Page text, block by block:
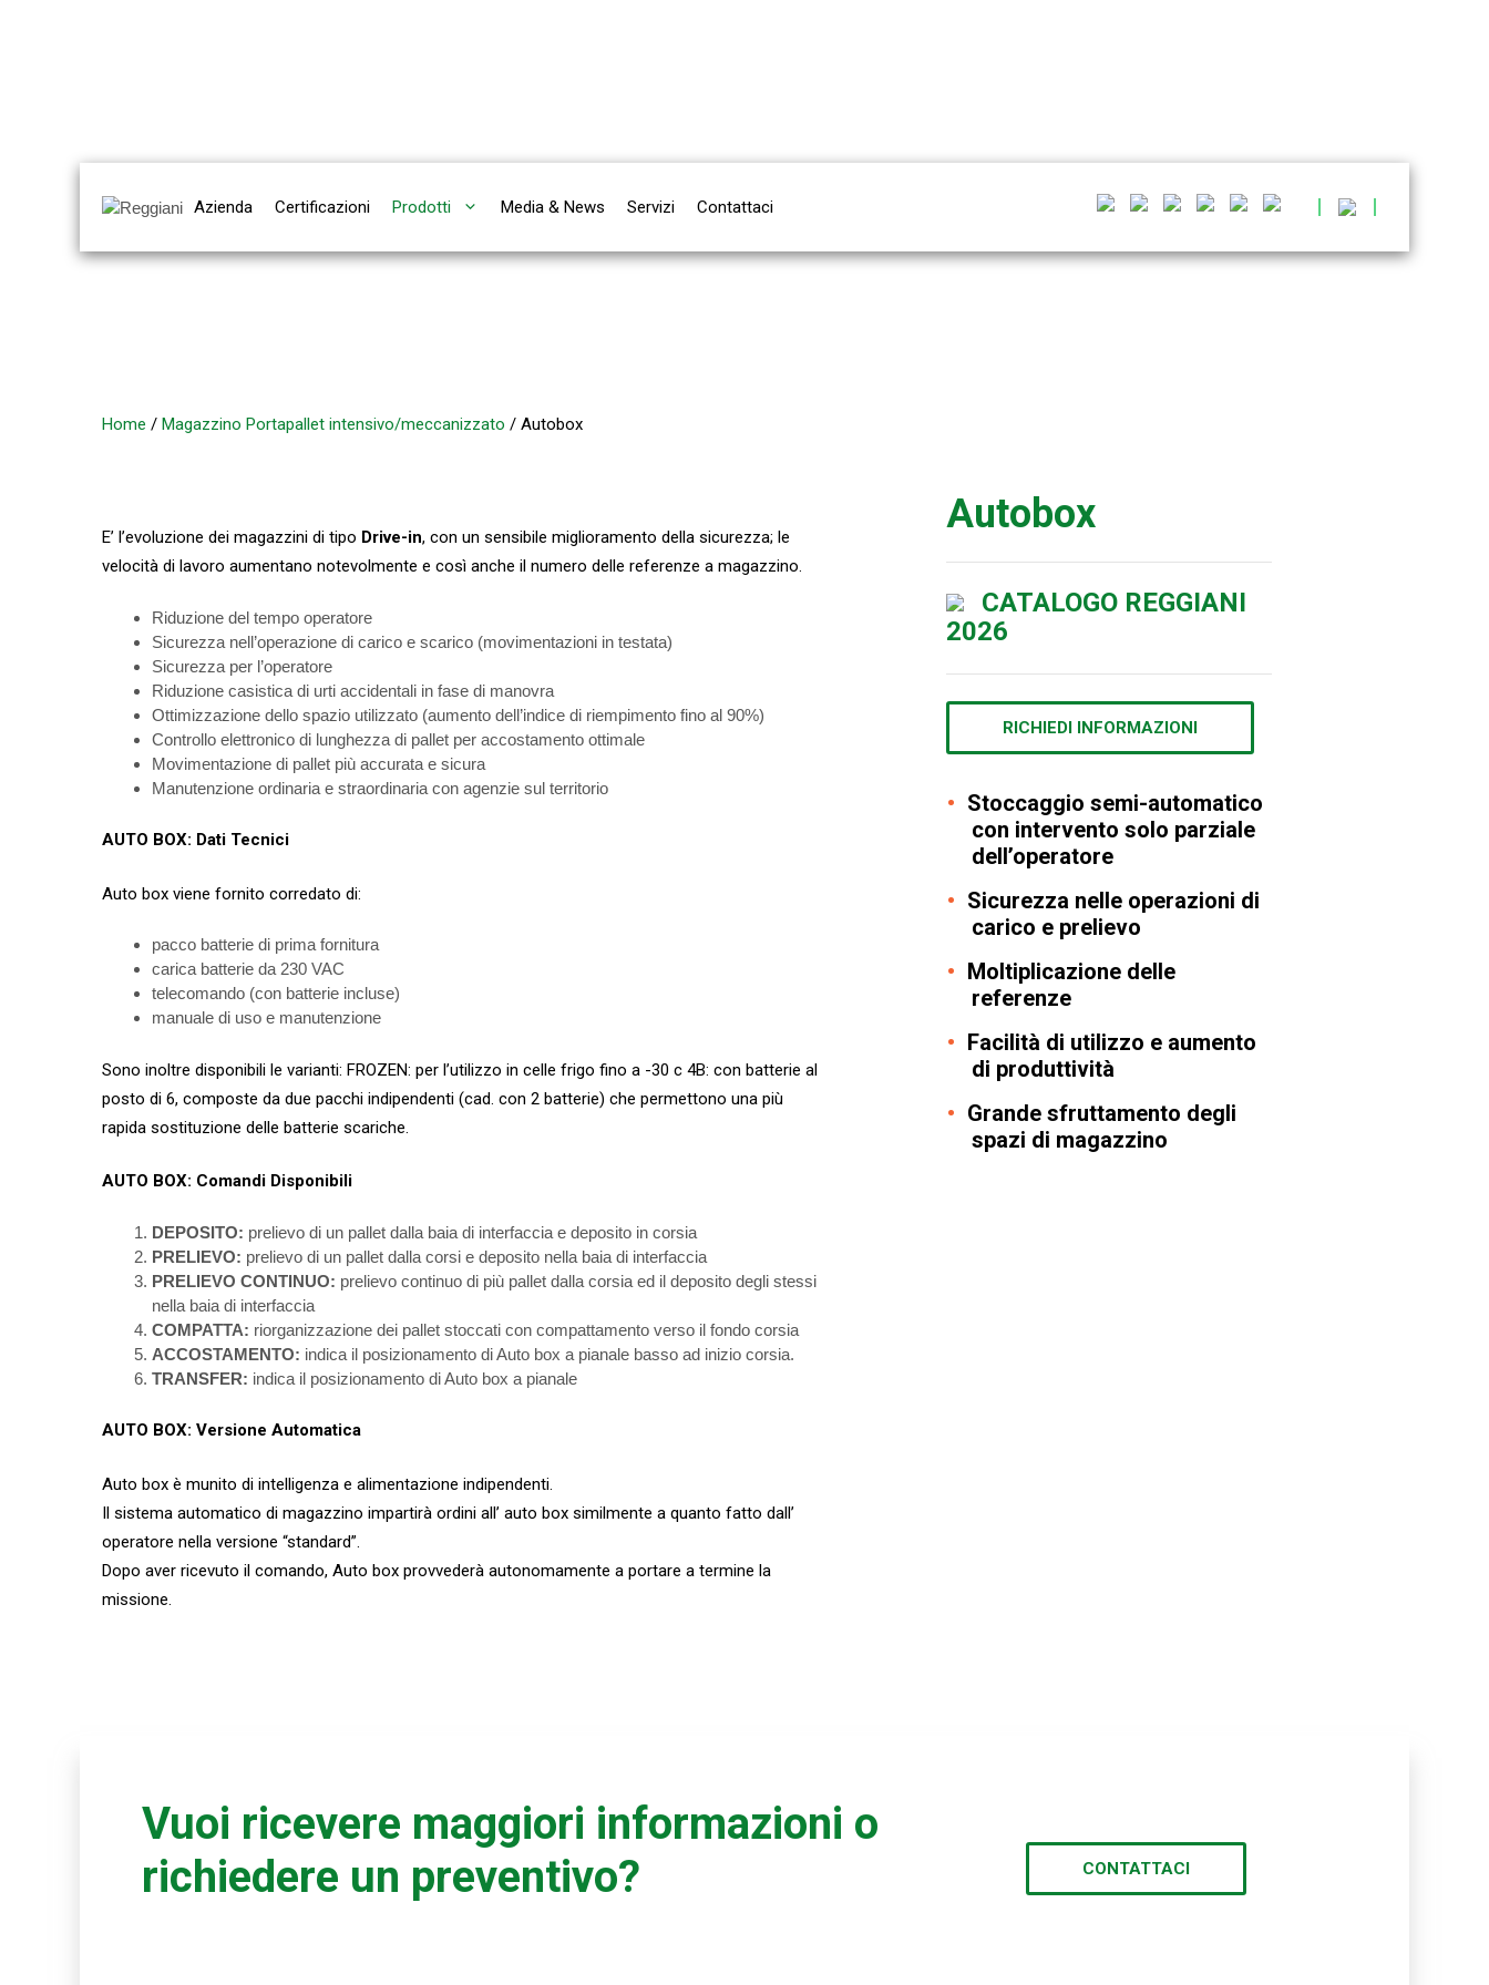
Azienda Certificazioni Prodotti Media & News Servizi Contattaci
Home / Magazzino Portapallet intensivo/meccanizzato / Autobox
E’ l’evoluzione dei magazzini di tipo Drive-in, con un sensibile miglioramento della sicurezza; le
velocità di lavoro aumentano notevolmente e così anche il numero delle referenze a magazzino.
Riduzione del tempo operatore
Sicurezza nell’operazione di carico e scarico (movimentazioni in testata)
Sicurezza per l’operatore
Riduzione casistica di urti accidentali in fase di manovra
Ottimizzazione dello spazio utilizzato (aumento dell’indice di riempimento fino al 90%)
Controllo elettronico di lunghezza di pallet per accostamento ottimale
Movimentazione di pallet più accurata e sicura
Manutenzione ordinaria e straordinaria con agenzie sul territorio
AUTO BOX: Dati Tecnici
Auto box viene fornito corredato di:
pacco batterie di prima fornitura
carica batterie da 230 VAC
telecomando (con batterie incluse)
manuale di uso e manutenzione
Sono inoltre disponibili le varianti: FROZEN: per l’utilizzo in celle frigo fino a -30 c 4B: con batterie al
posto di 6, composte da due pacchi indipendenti (cad. con 2 batterie) che permettono una più
rapida sostituzione delle batterie scariche.
AUTO BOX: Comandi Disponibili
DEPOSITO: prelievo di un pallet dalla baia di interfaccia e deposito in corsia
PRELIEVO: prelievo di un pallet dalla corsi e deposito nella baia di interfaccia
PRELIEVO CONTINUO: prelievo continuo di più pallet dalla corsia ed il deposito degli stessi
nella baia di interfaccia
COMPATTA: riorganizzazione dei pallet stoccati con compattamento verso il fondo corsia
ACCOSTAMENTO: indica il posizionamento di Auto box a pianale basso ad inizio corsia.
TRANSFER: indica il posizionamento di Auto box a pianale
AUTO BOX: Versione Automatica
Auto box è munito di intelligenza e alimentazione indipendenti.
Il sistema automatico di magazzino impartirà ordini all’ auto box similmente a quanto fatto dall’
operatore nella versione “standard”.
Dopo aver ricevuto il comando, Auto box provvederà autonomamente a portare a termine la
missione.
Autobox
CATALOGO REGGIANI
2026
RICHIEDI INFORMAZIONI
Stoccaggio semi-automatico
con intervento solo parziale
dell’operatore
Sicurezza nelle operazioni di
carico e prelievo
Moltiplicazione delle
referenze
Facilità di utilizzo e aumento
di produttività
Grande sfruttamento degli
spazi di magazzino
Vuoi ricevere maggiori informazioni o
richiedere un preventivo?
CONTATTACI